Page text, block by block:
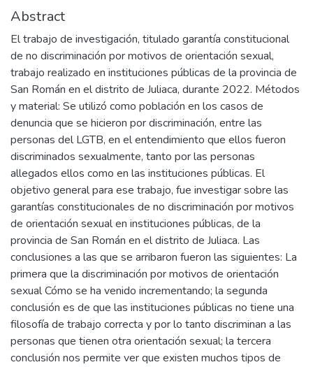
Abstract
El trabajo de investigación, titulado garantía constitucional
de no discriminación por motivos de orientación sexual,
trabajo realizado en instituciones públicas de la provincia de
San Román en el distrito de Juliaca, durante 2022. Métodos
y material: Se utilizó como población en los casos de
denuncia que se hicieron por discriminación, entre las
personas del LGTB, en el entendimiento que ellos fueron
discriminados sexualmente, tanto por las personas
allegados ellos como en las instituciones públicas. El
objetivo general para ese trabajo, fue investigar sobre las
garantías constitucionales de no discriminación por motivos
de orientación sexual en instituciones públicas, de la
provincia de San Román en el distrito de Juliaca. Las
conclusiones a las que se arribaron fueron las siguientes: La
primera que la discriminación por motivos de orientación
sexual Cómo se ha venido incrementando; la segunda
conclusión es de que las instituciones públicas no tiene una
filosofía de trabajo correcta y por lo tanto discriminan a las
personas que tienen otra orientación sexual; la tercera
conclusión nos permite ver que existen muchos tipos de